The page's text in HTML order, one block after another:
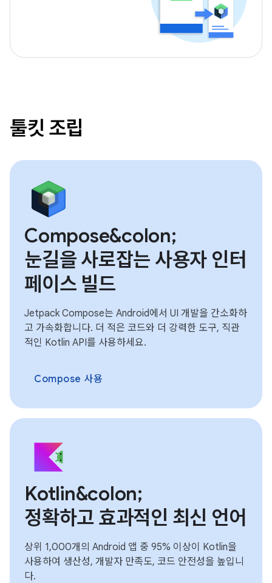
툴킷 조립
Compose&colon;
눈길을 사로잡는 사용자 인터
페이스 빌드
Jetpack Compose는 Android에서 UI 개발을 간소화하
고 가속화합니다. 더 적은 코드와 더 강력한 도구, 직관
적인 Kotlin API를 사용하세요.
Compose 사용
Kotlin&colon;
정확하고 효과적인 최신 언어
상위 1,000개의 Android 앱 중 95% 이상이 Kotlin을
사용하여 생산성, 개발자 만족도, 코드 안전성을 높입니
다.